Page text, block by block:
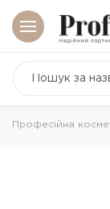
Професійна